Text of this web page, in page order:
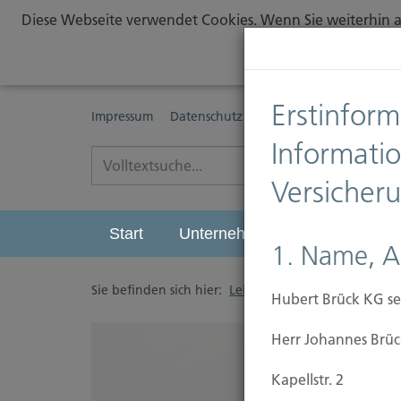
Diese Webseite verwendet Cookies. Wenn Sie
Impressum Datenschutz Erstinformationspflichten
Start Unternehmen
Sie befinden sich hier: Leistungen Leben
1. Name,
Hubert Brück KG
Herr Johannes
Kapellstr. 2